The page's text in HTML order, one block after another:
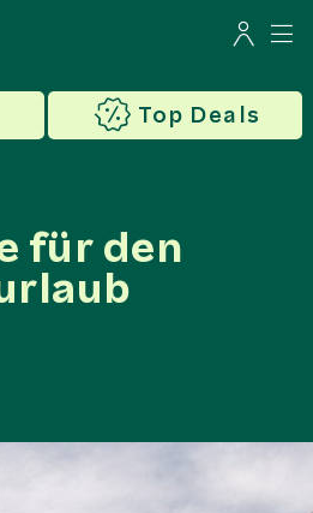
Top Deals
für den